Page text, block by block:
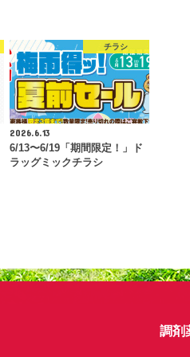
チラシ
2026.6.13
6/13〜6/19「期間限定！」ド
ラッグミックチラシ
調剤